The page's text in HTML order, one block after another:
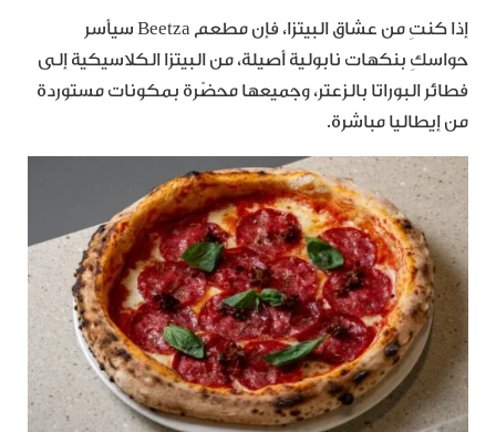
إذا كنتِ من عشاق البيتزا، فإن مطعم Beetza سيأسر
حواسكِ بنكهات نابولية أصيلة، من البيتزا الكلاسيكية إلى
فطائر البوراتا بالزعتر، وجميعها محضّرة بمكونات مستوردة
من إيطاليا مباشرة.